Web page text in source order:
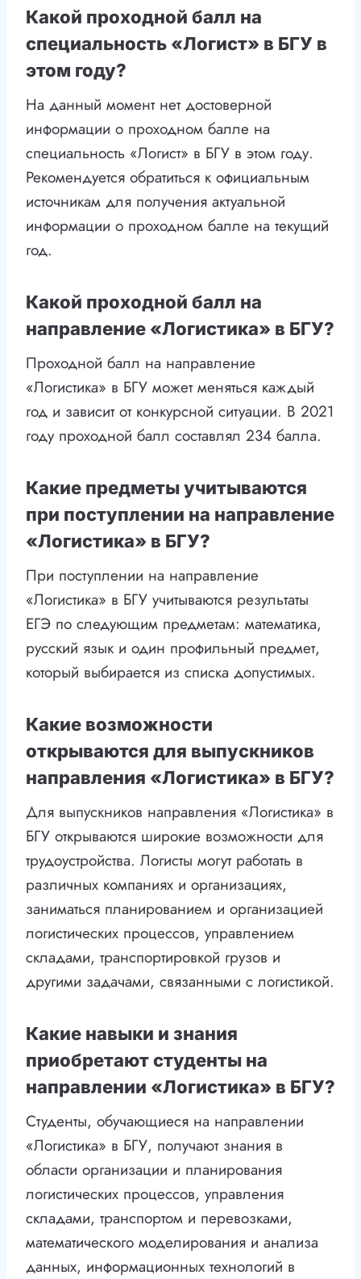
Какой проходной балл на
специальность «Логист» в БГУ в
этом году?
На данный момент нет достоверной
информации о проходном балле на
специальность «Логист» в БГУ в этом году.
Рекомендуется обратиться к официальным
источникам для получения актуальной
информации о проходном балле на текущий
год.
Какой проходной балл на
направление «Логистика» в БГУ?
Проходной балл на направление
«Логистика» в БГУ может меняться каждый
год и зависит от конкурсной ситуации. В 2021
году проходной балл составлял 234 балла.
Какие предметы учитываются
при поступлении на направление
«Логистика» в БГУ?
При поступлении на направление
«Логистика» в БГУ учитываются результаты
ЕГЭ по следующим предметам: математика,
русский язык и один профильный предмет,
который выбирается из списка допустимых.
Какие возможности
открываются для выпускников
направления «Логистика» в БГУ?
Для выпускников направления «Логистика» в
БГУ открываются широкие возможности для
трудоустройства. Логисты могут работать в
различных компаниях и организациях,
заниматься планированием и организацией
логистических процессов, управлением
складами, транспортировкой грузов и
другими задачами, связанными с логистикой.
Какие навыки и знания
приобретают студенты на
направлении «Логистика» в БГУ?
Студенты, обучающиеся на направлении
«Логистика» в БГУ, получают знания в
области организации и планирования
логистических процессов, управления
складами, транспортом и перевозками,
математического моделирования и анализа
данных, информационных технологий в